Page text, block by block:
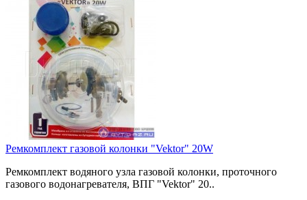
Ремкомплект газовой колонки "Vektor" 20W
Ремкомплект водяного узла газовой колонки, проточного
газового водонагревателя, ВПГ "Vektor" 20..